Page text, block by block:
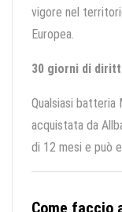
vigore nel
Europea.
30 giorni di
Qualsiasi batteria
acquistata da
di 12 mesi e può